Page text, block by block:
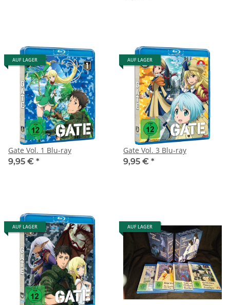
AUF LAGER
Gate Vol. 1 Blu-ray
9,95 € *
AUF LAGER
Gate Vol. 3 Blu-ray
9,95 € *
AUF LAGER AUF LAGER